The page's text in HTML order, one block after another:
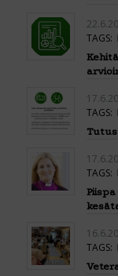
TAGS:
TAGS:
TAGS:
TAGS: